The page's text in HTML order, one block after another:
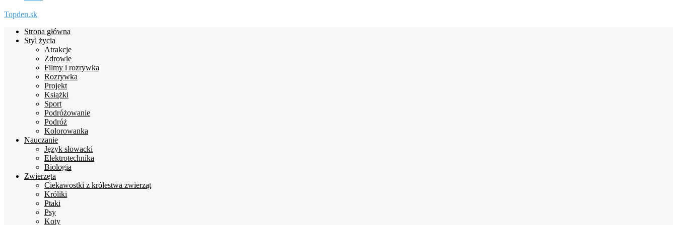
Topden.sk
Strona główna
Styl życia
Atrakcje
Zdrowie
Filmy i rozrywka
Rozrywka
Projekt
Książki
Sport
Podróżowanie
Podróż
Kolorowanka
Nauczanie
Język słowacki
Elektrotechnika
Biologia
Zwierzęta
Ciekawostki z królestwa zwierząt
Króliki
Ptaki
Psy
Koty